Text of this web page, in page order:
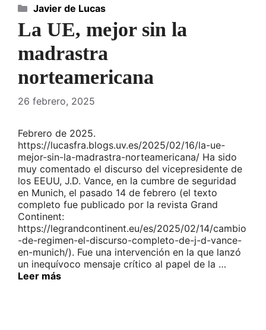
La UE, mejor sin la
madrastra
norteamericana
26 febrero, 2025
Febrero de 2025.
https://lucasfra.blogs.uv.es/2025/02/16/la-ue-
mejor-sin-la-madrastra-norteamericana/ Ha sido
muy comentado el discurso del vicepresidente de
los EEUU, J.D. Vance, en la cumbre de seguridad
en Munich, el pasado 14 de febrero (el texto
completo fue publicado por la revista Grand
Continent:
https://legrandcontinent.eu/es/2025/02/14/cambio
-de-regimen-el-discurso-completo-de-j-d-vance-
en-munich/). Fue una intervención en la que lanzó
un inequívoco mensaje crítico al papel de la …
Leer más
Categorías
Javier de Lucas